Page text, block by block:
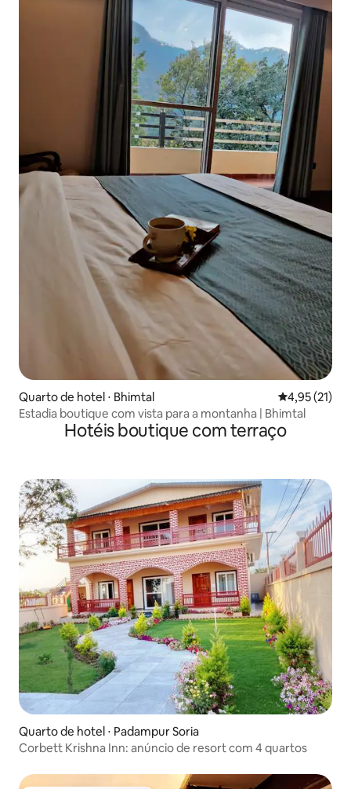
Quarto de hotel ⋅ Bhimtal 4,95 de uma
4,95 (21)
Estadia boutique com vista para a montanha | Bhimtal
Hotéis boutique com terraço
Quarto de hotel ⋅ Padampur Soria
Corbett Krishna Inn: anúncio de resort com 4 quartos